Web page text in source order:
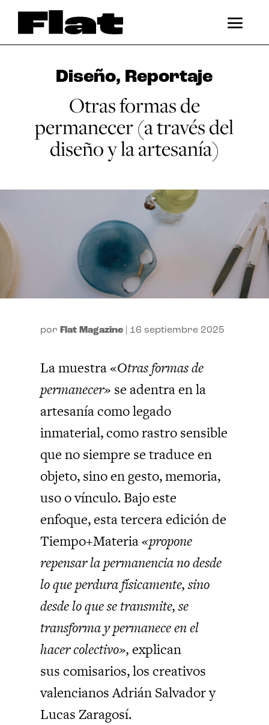
Diseño, Reportaje
Otras formas de
permanecer (a través del
diseño y la artesanía)
por Flat Magazine 16 septiembre 2025
La muestra «Otras formas de
permanecer» se adentra en la
artesanía como legado
inmaterial, como rastro sensible
que no siempre se traduce en
objeto, sino en gesto, memoria,
uso o vínculo. Bajo este
enfoque, esta tercera edición de
Tiempo+Materia«propone
repensar la permanencia no desde
lo que perdura físicamente, sino
desde lo que se transmite, se
transforma y permanece en el
hacer colectivo»,explican
sus comisarios, los creativos
valencianos Adrián Salvador y
Lucas Zaragosí.